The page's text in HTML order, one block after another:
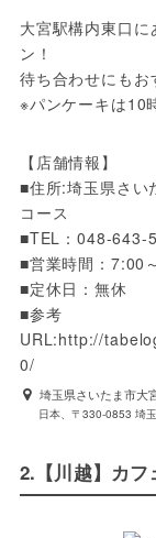
大宮駅構内東口
ン！
待ち合わせにもお
※パンケーキは10
【店舗情報】
■住所:埼玉県さい
コース
■TEL：048-643-
■営業時間：7:00
■定休日：無休
■参考
URL:http://
0/
埼玉県さいたま市大
日本、〒330-0853 埼
2.【川越】カフ